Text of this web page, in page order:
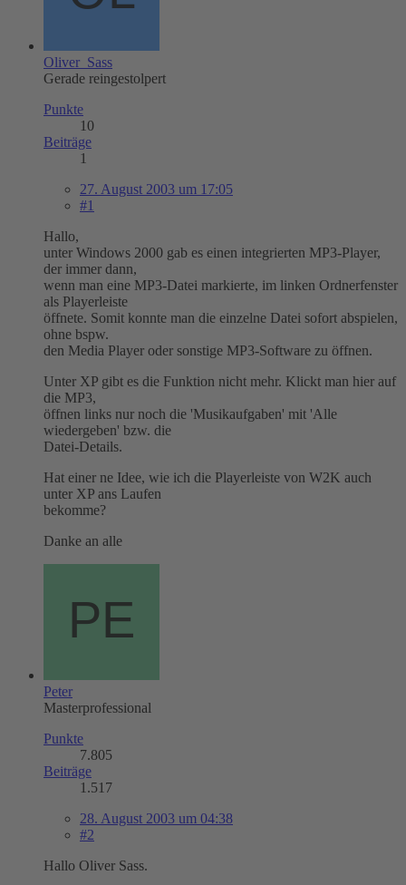
Oliver_Sass
Gerade reingestolpert
Punkte
10
Beiträge
1
27. August 2003 um 17:05
#1
Hallo,
unter Windows 2000 gab es einen integrierten MP3-Player,
der immer dann,
wenn man eine MP3-Datei markierte, im linken Ordnerfenster
als Playerleiste
öffnete. Somit konnte man die einzelne Datei sofort abspielen,
ohne bspw.
den Media Player oder sonstige MP3-Software zu öffnen.
Unter XP gibt es die Funktion nicht mehr. Klickt man hier auf
die MP3,
öffnen links nur noch die 'Musikaufgaben' mit 'Alle
wiedergeben' bzw. die
Datei-Details.
Hat einer ne Idee, wie ich die Playerleiste von W2K auch
unter XP ans Laufen
bekomme?
Danke an alle
Peter
Masterprofessional
Punkte
7.805
Beiträge
1.517
28. August 2003 um 04:38
#2
Hallo Oliver Sass.